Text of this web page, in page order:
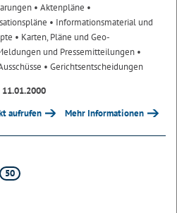
• Aktenpläne •
• Informationsmaterial und
• Karten, Pläne und Geo-
und Pressemitteilungen •
• Gerichtsentscheidungen
aufrufen Mehr Informationen
50